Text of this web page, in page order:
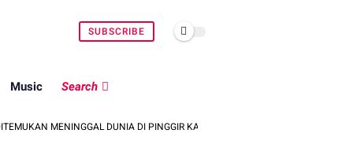
SUBSCRIBE
Music Search
MENINGGAL DUNIA DI PINGGIR KALI LEMBAR SAAT MENCARI BELUT